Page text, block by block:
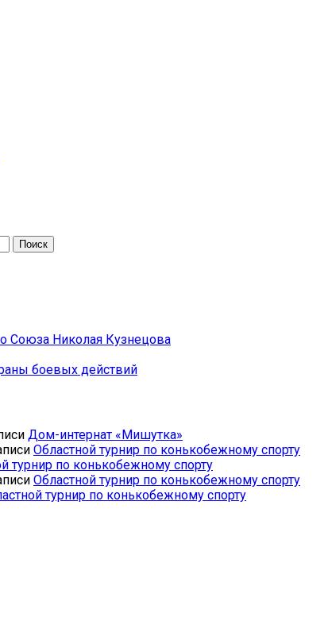
Союза Николая Кузнецова
боевых действий
Дом-интернат «Мишутка»
Областной турнир по конькобежному спорту
турнир по конькобежному спорту
Областной турнир по конькобежному спорту
турнир по конькобежному спорту